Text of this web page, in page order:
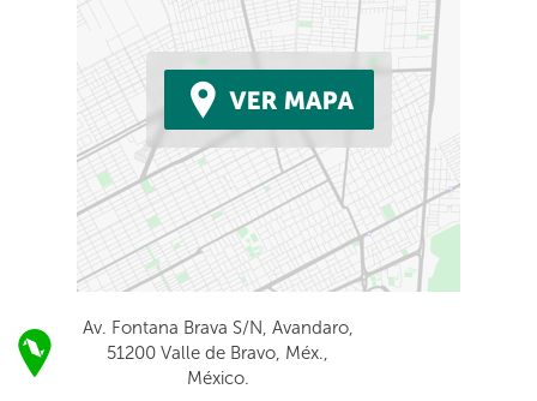
Av. Fontana Brava S/N, Avandaro,
51200 Valle de Bravo, Méx.,
México.